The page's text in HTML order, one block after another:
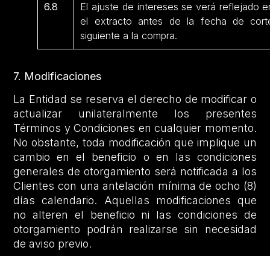
6.8
El ajuste de intereses se verá reflejado
el extracto antes de la fecha de
siguiente a la compra.
7. Modificaciones
La Entidad se reserva el derecho de modificar o
actualizar unilateralmente los presentes
Términos y Condiciones en cualquier momento.
No obstante, toda modificación que implique un
cambio en el beneficio o en las condiciones
generales de otorgamiento será notificada a los
Clientes con una antelación mínima de ocho (8)
días calendario. Aquellas modificaciones que
no alteren el beneficio ni las condiciones de
otorgamiento podrán realizarse sin necesidad
de aviso previo.